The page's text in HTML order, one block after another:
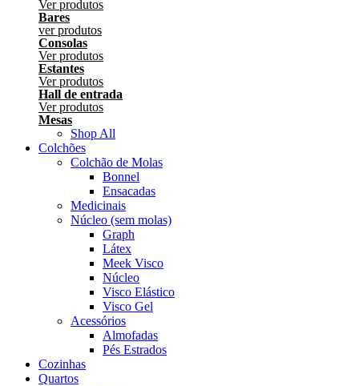
Ver produtos
Bares
ver produtos
Consolas
Ver produtos
Estantes
Ver produtos
Hall de entrada
Ver produtos
Mesas
Shop All
Colchões
Colchão de Molas
Bonnel
Ensacadas
Medicinais
Núcleo (sem molas)
Graph
Látex
Meek Visco
Núcleo
Visco Elástico
Visco Gel
Acessórios
Almofadas
Pés Estrados
Cozinhas
Quartos